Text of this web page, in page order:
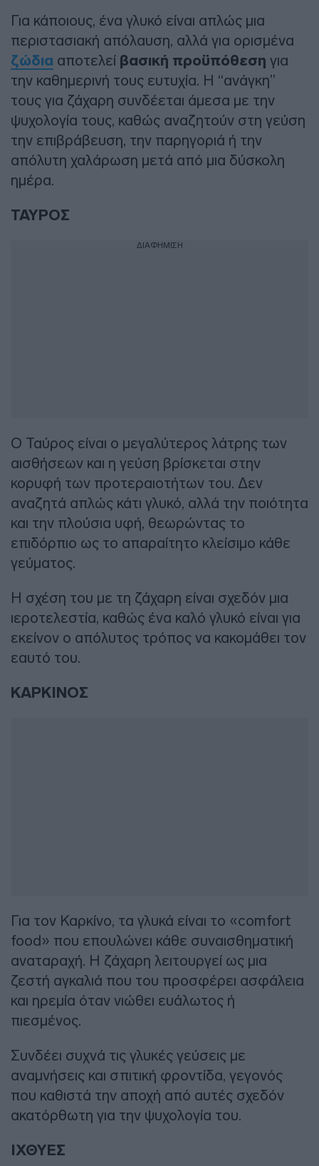
Για κάποιους, ένα γλυκό είναι απλώς μια
περιστασιακή απόλαυση, αλλά για ορισμένα
ζώδια αποτελεί βασική προϋπόθεση για
την καθημερινή τους ευτυχία. Η “ανάγκη”
τους για ζάχαρη συνδέεται άμεσα με την
ψυχολογία τους, καθώς αναζητούν στη γεύση
την επιβράβευση, την παρηγοριά ή την
απόλυτη χαλάρωση μετά από μια δύσκολη
ημέρα.
ΤΑΥΡΟΣ
ΔΙΑΦΗΜΙΣΗ
Ο Ταύρος είναι ο μεγαλύτερος λάτρης των
αισθήσεων και η γεύση βρίσκεται στην
κορυφή των προτεραιοτήτων του. Δεν
αναζητά απλώς κάτι γλυκό, αλλά την ποιότητα
και την πλούσια υφή, θεωρώντας το
επιδόρπιο ως το απαραίτητο κλείσιμο κάθε
γεύματος.
Η σχέση του με τη ζάχαρη είναι σχεδόν μια
ιεροτελεστία, καθώς ένα καλό γλυκό είναι για
εκείνον ο απόλυτος τρόπος να κακομάθει τον
εαυτό του.
ΚΑΡΚΙΝΟΣ
Για τον Καρκίνο, τα γλυκά είναι το «comfort
food» που επουλώνει κάθε συναισθηματική
αναταραχή. Η ζάχαρη λειτουργεί ως μια
ζεστή αγκαλιά που του προσφέρει ασφάλεια
και ηρεμία όταν νιώθει ευάλωτος ή
πιεσμένος.
Συνδέει συχνά τις γλυκές γεύσεις με
αναμνήσεις και σπιτική φροντίδα, γεγονός
που καθιστά την αποχή από αυτές σχεδόν
ακατόρθωτη για την ψυχολογία του.
ΙΧΘΥΕΣ